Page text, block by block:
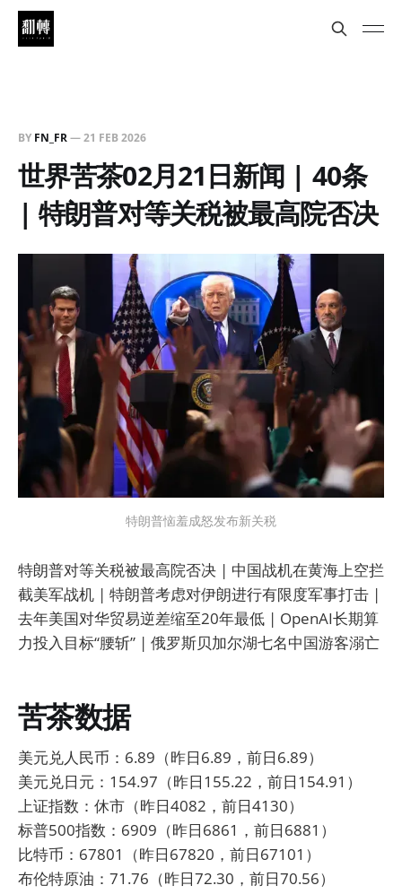
BY FN_FR—21 FEB 2026
世界苦茶02月21日新闻 | 40条
| 特朗普对等关税被最高院否决
特朗普恼羞成怒发布新关税
特朗普对等关税被最高院否决 | 中国战机在黄海上空拦
截美军战机 | 特朗普考虑对伊朗进行有限度军事打击 |
去年美国对华贸易逆差缩至20年最低 | OpenAI长期算
力投入目标“腰斩” | 俄罗斯贝加尔湖七名中国游客溺亡
苦茶数据
美元兑人民币：6.89（昨日6.89，前日6.89）
美元兑日元：154.97（昨日155.22，前日154.91）
上证指数：休市（昨日4082，前日4130）
标普500指数：6909（昨日6861，前日6881）
比特币：67801（昨日67820，前日67101）
布伦特原油：71.76（昨日72.30，前日70.56）